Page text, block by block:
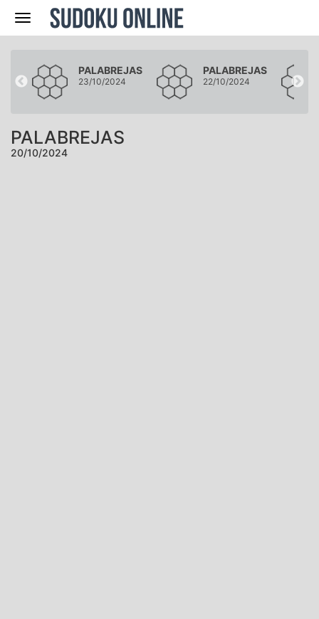
Navegación
PALABREJAS
23/10/2024
PALABREJAS
22/10/2024
PALABREJAS
20/10/2024